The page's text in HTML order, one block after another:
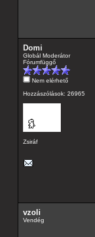
Domi
Globál Moderátor
Fórumfüggő
Nem elérhető
Hozzászólások: 26965
Zsiráf
vzoli
Vendég